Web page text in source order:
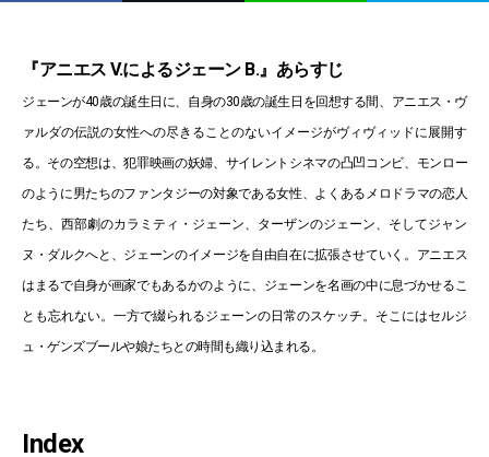
『アニエス V.によるジェーン B.』あらすじ
ジェーンが40歳の誕生日に、自身の30歳の誕生日を回想する間、アニエス・ヴ
ァルダの伝説の女性への尽きることのないイメージがヴィヴィッドに展開す
る。その空想は、犯罪映画の妖婦、サイレントシネマの凸凹コンビ、モンロー
のように男たちのファンタジーの対象である女性、よくあるメロドラマの恋人
たち、西部劇のカラミティ・ジェーン、ターザンのジェーン、そしてジャン
ヌ・ダルクへと、ジェーンのイメージを自由自在に拡張させていく。アニエス
はまるで自身が画家でもあるかのように、ジェーンを名画の中に息づかせるこ
とも忘れない。一方で綴られるジェーンの日常のスケッチ。そこにはセルジ
ュ・ゲンズブールや娘たちとの時間も織り込まれる。
Index